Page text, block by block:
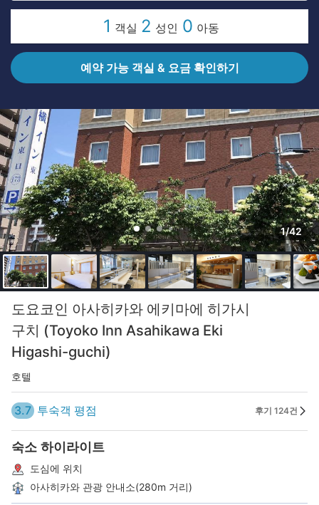
1 객실 2 성인 0 아동
예약 가능 객실 & 요금 확인하기
1/42
도요코인 아사히카와 에키마에 히가시
구치 (Toyoko Inn Asahikawa Eki
Higashi-guchi)
호텔
3.7 투숙객 평점 후기 124건
숙소 하이라이트
도심에 위치
아사히카와 관광 안내소(280m 거리)